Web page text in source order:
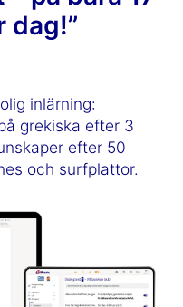
dag!”
inlärning:
grekiska efter 3
efter 50
och surfplattor.